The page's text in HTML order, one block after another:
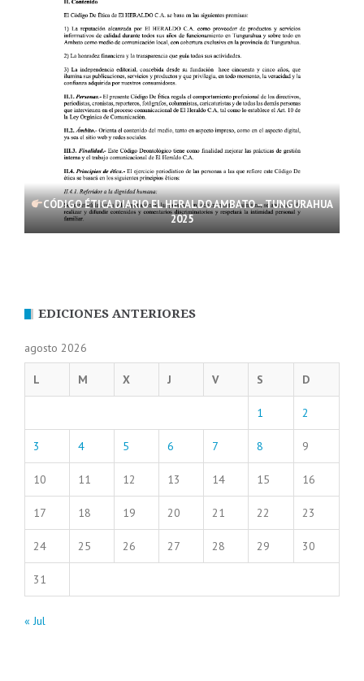
CÓDIGO ÉTICA DIARIO EL HERALDO AMBATO – TUNGURAHUA
2025
EDICIONES ANTERIORES
agosto 2026
L M X J V S D
1 2
3 4 5 6 7 8 9
10 11 12 13 14 15 16
17 18 19 20 21 22 23
24 25 26 27 28 29 30
31
« Jul